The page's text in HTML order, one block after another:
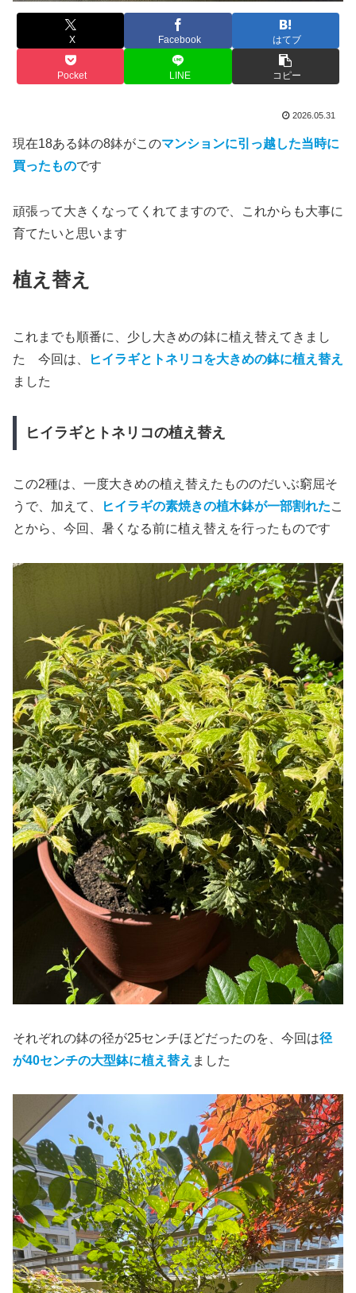
X Facebook はてブ
Pocket LINE コピー
2026.05.31
現在18ある鉢の8鉢がこのマンションに引っ越した当時に
買ったものです
頑張って大きくなってくれてますので、これからも大事に
育てたいと思います
植え替え
これまでも順番に、少し大きめの鉢に植え替えてきまし
た 今回は、
ヒイラギとトネリコを大きめの鉢に植え替え
ました
ヒイラギとトネリコの植え替え
この2種は、一度大きめの植え替えたもののだいぶ窮屈そ
うで、加えて、
ヒイラギの素焼きの植木鉢が一部割れたこ
とから、今回、暑くなる前に植え替えを行ったものです
それぞれの鉢の径が25センチほどだったのを、今回は径
が40センチの大型鉢に植え替え ました